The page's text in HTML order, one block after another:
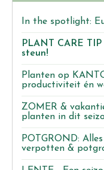
In the spotlight:
PLANT CARE
steun!
Planten op
productiviteit én
ZOMER &
planten in dit
POTGROND:
verpotten &